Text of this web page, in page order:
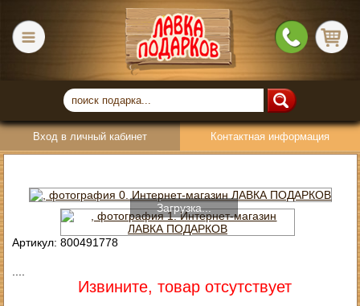
Вход в личный кабинет Контактная информация
Загрузка...
Артикул: 800491778
Извините, товар отсутствует